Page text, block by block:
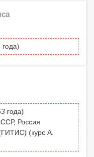
года)
года)
Россия
(курс А.